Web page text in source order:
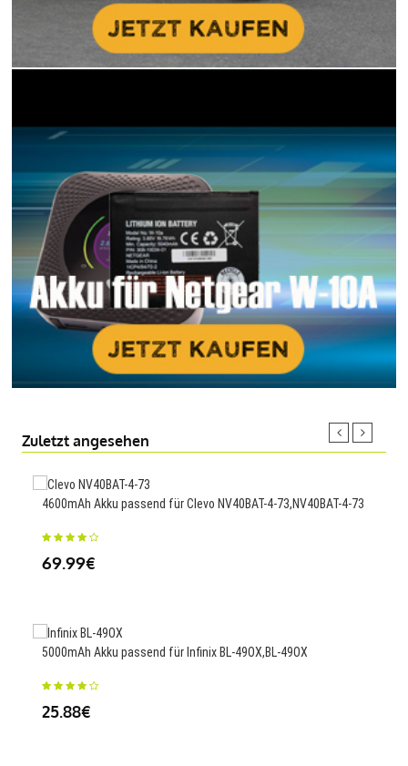
Zuletzt angesehen
4600mAh Akku passend für Clevo NV40BAT-4-73,NV40BAT-4-73
69.99€
5000mAh Akku passend für Infinix BL-49OX,BL-49OX
25.88€